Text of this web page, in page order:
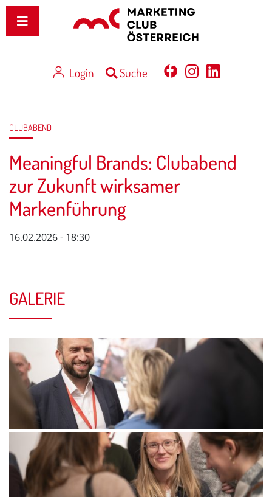
Login Suche
CLUBABEND
Meaningful Brands: Clubabend
zur Zukunft wirksamer
Markenführung
16.02.2026 - 18:30
GALERIE